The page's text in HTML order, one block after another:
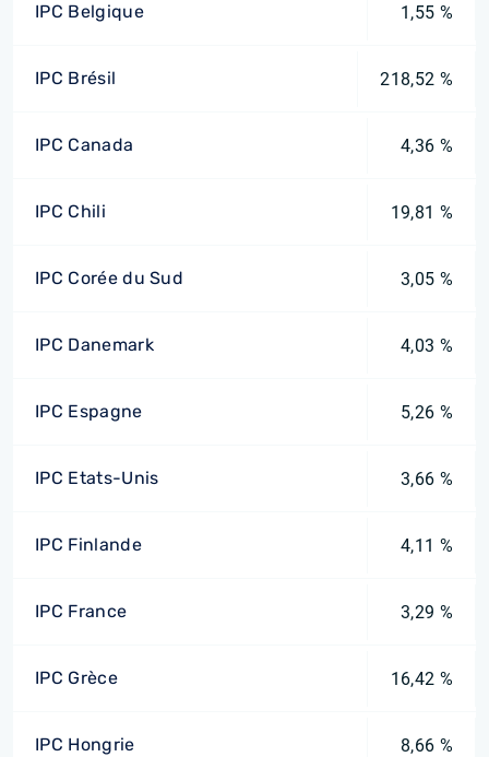
IPC Belgique 1,55 %
IPC Brésil 218,52 %
IPC Canada 4,36 %
IPC Chili 19,81 %
IPC Corée du Sud 3,05 %
IPC Danemark 4,03 %
IPC Espagne 5,26 %
IPC Etats-Unis 3,66 %
IPC Finlande 4,11 %
IPC France 3,29 %
IPC Grèce 16,42 %
IPC Hongrie 8,66 %